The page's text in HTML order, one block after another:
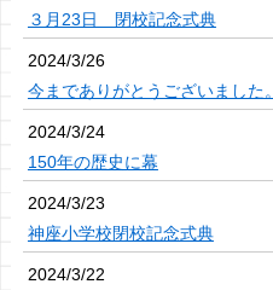
３月23日 閉校記念式典
2024/3/26
今までありがとうございました。
2024/3/24
150年の歴史に幕
2024/3/23
神座小学校閉校記念式典
2024/3/22